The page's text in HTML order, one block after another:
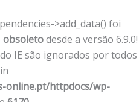
>add_data() foi
obsoletodesde a versão 6.9.0!
IE são ignorados por todos
online.pt/httpdocs/wp-